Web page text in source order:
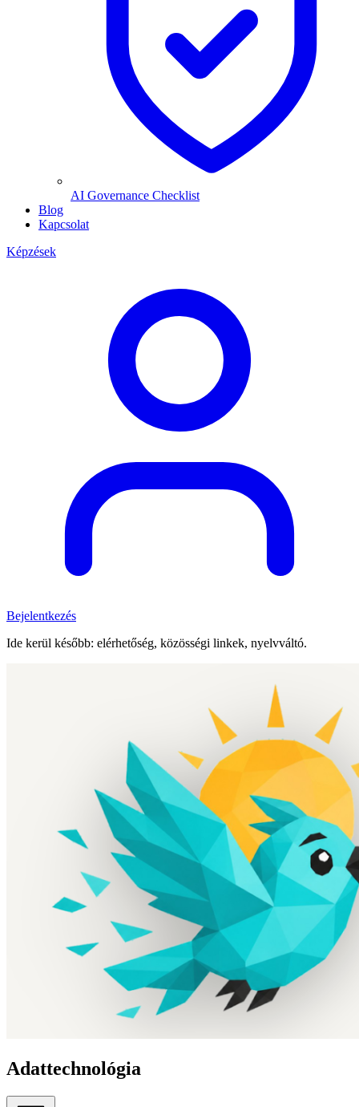
AI Governance Checklist
Blog
Kapcsolat
Képzések
Bejelentkezés
Ide kerül később: elérhetőség, közösségi linkek, nyelvváltó.
Adattechnológia